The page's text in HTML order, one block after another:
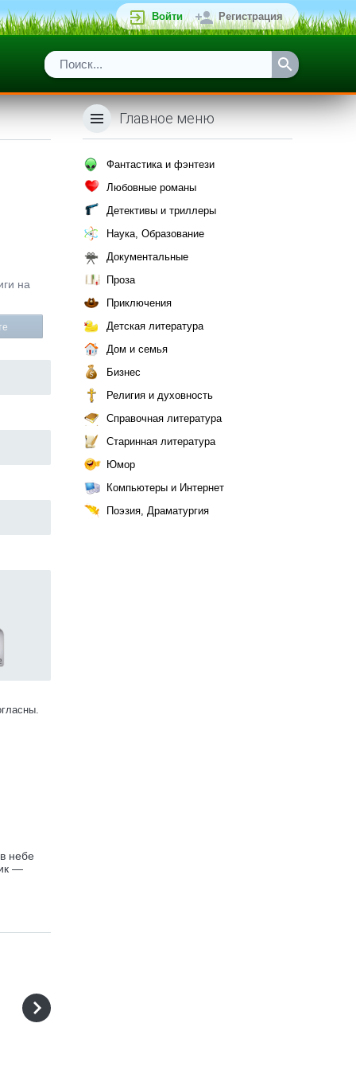
Войти Регистрация
на
небе
—
Главное меню
Фантастика и фэнтези
Любовные романы
Детективы и триллеры
Наука, Образование
Документальные
Проза
Приключения
Детская литература
Дом и семья
Бизнес
Религия и духовность
Справочная литература
Старинная литература
Юмор
Компьютеры и Интернет
Поэзия, Драматургия